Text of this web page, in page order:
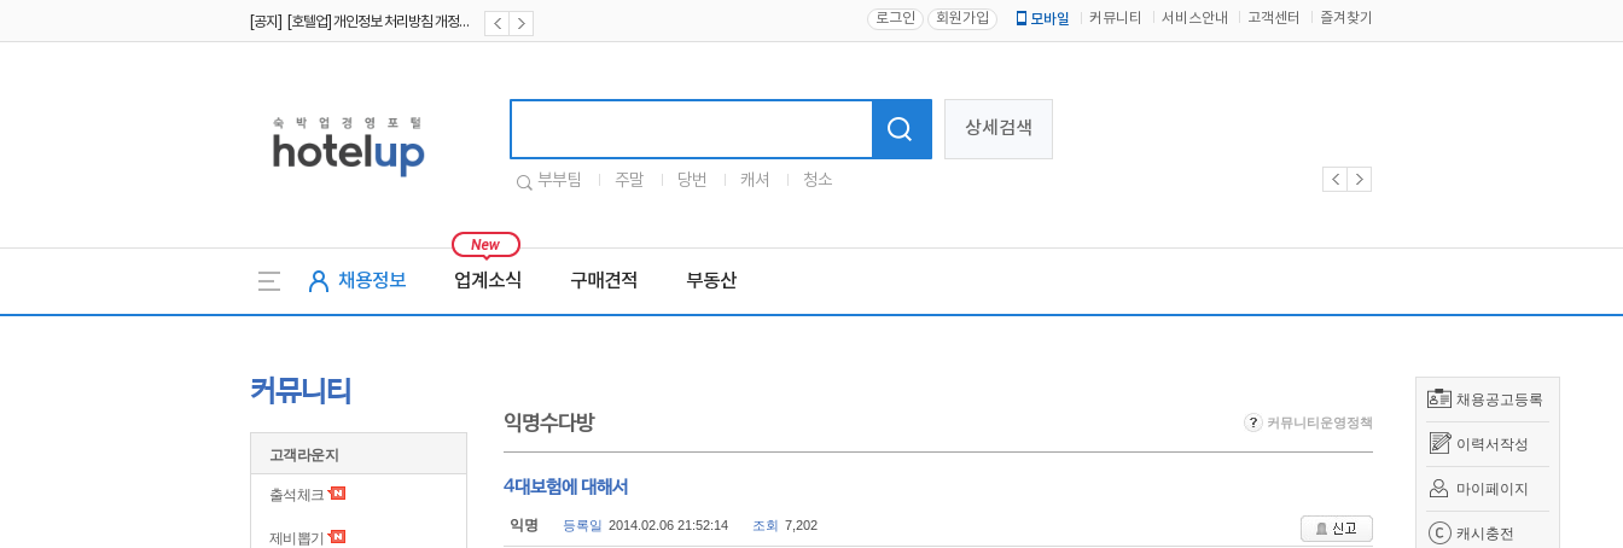
[공지] [호텔업] 개인정보 처리방침 개정본1 (19.09.02) 로그인 회원가입 모바일 커뮤니티 서비스안내 고객센터 즐겨찾기
상세검색
부부팀 주말 당번 캐셔 청소
채용정보 업계소식 구매견적 부동산
채용공고등록
이력서작성
마이페이지
캐시충전
커뮤니티
고객라운지
출석체크
제비뽑기
익명수다방 커뮤니티운영정책
4대보험에 대해서
익명 등록일 2014.02.06 21:52:14 조회 7,202